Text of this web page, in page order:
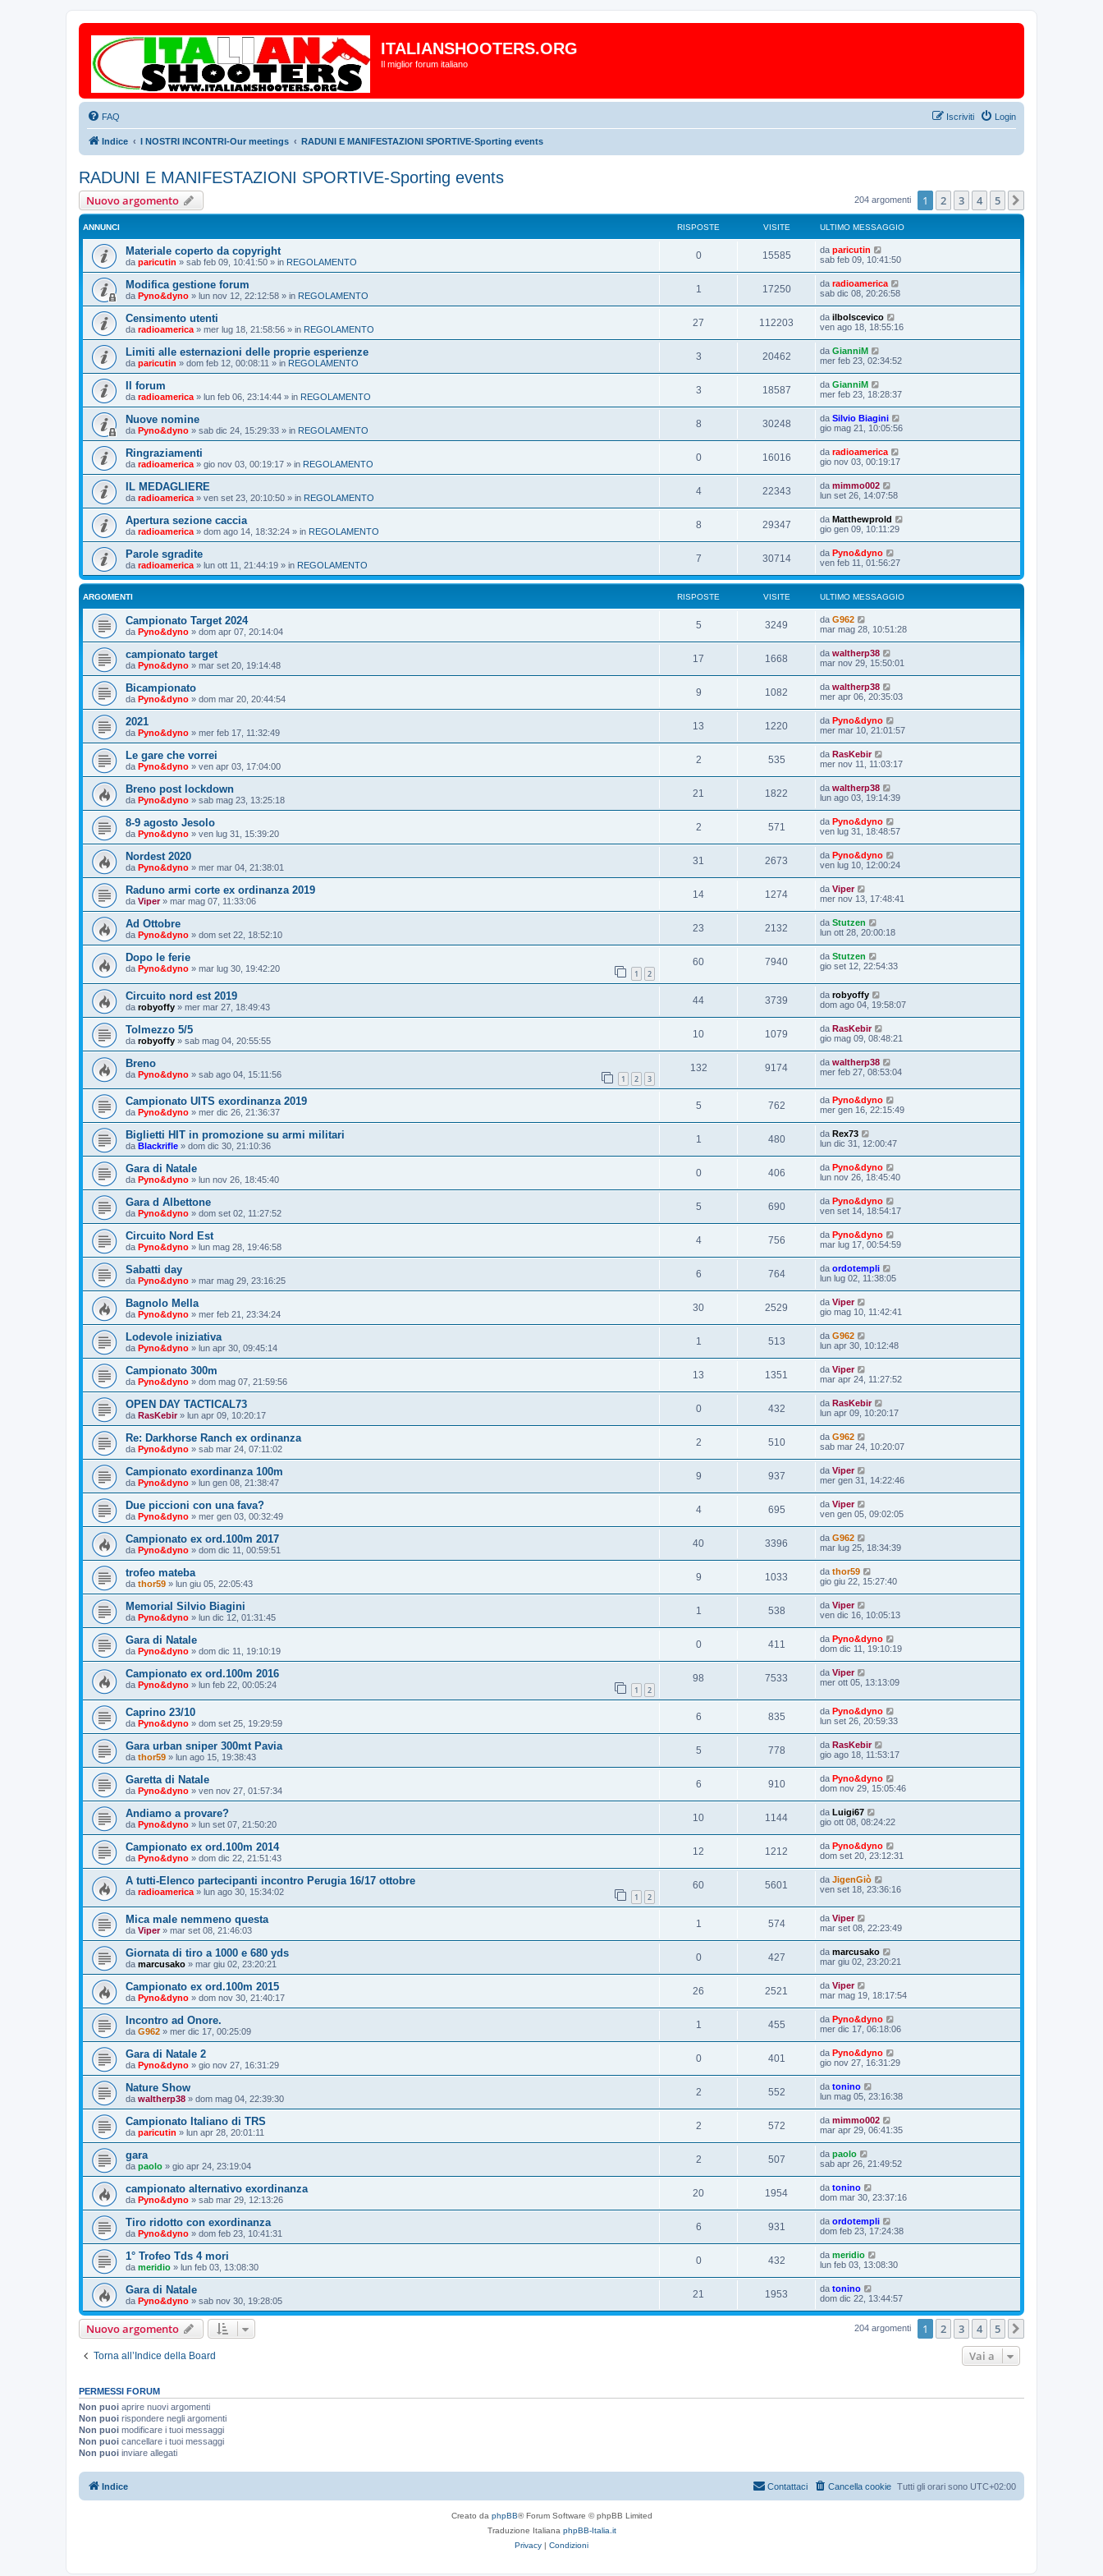
ITALIANSHOOTERS.ORG
Il miglior forum italiano
FAQ Login
Iscriviti
Indice I NOSTRI INCONTRI-Our meetings RADUNI E MANIFESTAZIONI SPORTIVE-Sporting events
RADUNI E MANIFESTAZIONI SPORTIVE-Sporting events
Nuovo argomento 204 argomenti 1 2 3 4 5
ANNUNCI RISPOSTE VISITE ULTIMO MESSAGGIO
Materiale coperto da copyright
da paricutin » sab feb 09, 10:41:50 » in REGOLAMENTO
0 15585 da paricutin
sab feb 09, 10:41:50
Modifica gestione forum
da Pyno&dyno » lun nov 12, 22:12:58 » in REGOLAMENTO
1 17250 da radioamerica
sab dic 08, 20:26:58
Censimento utenti
da radioamerica » mer lug 18, 21:58:56 » in REGOLAMENTO
27 112203 da ilbolscevico
ven ago 18, 18:55:16
Limiti alle esternazioni delle proprie esperienze
da paricutin » dom feb 12, 00:08:11 » in REGOLAMENTO
3 20462 da GianniM
mer feb 23, 02:34:52
Il forum
da radioamerica » lun feb 06, 23:14:44 » in REGOLAMENTO
3 18587 da GianniM
mer feb 23, 18:28:37
Nuove nomine
da Pyno&dyno » sab dic 24, 15:29:33 » in REGOLAMENTO
8 30248 da Silvio Biagini
gio mag 21, 10:05:56
Ringraziamenti
da radioamerica » gio nov 03, 00:19:17 » in REGOLAMENTO
0 16016 da radioamerica
gio nov 03, 00:19:17
IL MEDAGLIERE
da radioamerica » ven set 23, 20:10:50 » in REGOLAMENTO
4 22343 da mimmo002
lun set 26, 14:07:58
Apertura sezione caccia
da radioamerica » dom ago 14, 18:32:24 » in REGOLAMENTO
8 29347 da Matthewprold
gio gen 09, 10:11:29
Parole sgradite
da radioamerica » lun ott 11, 21:44:19 » in REGOLAMENTO
7 30714 da Pyno&dyno
ven feb 11, 01:56:27
ARGOMENTI RISPOSTE VISITE ULTIMO MESSAGGIO
Campionato Target 2024
da Pyno&dyno » dom apr 07, 20:14:04
5 3249 da G962
mar mag 28, 10:51:28
campionato target
da Pyno&dyno » mar set 20, 19:14:48
17 1668 da waltherp38
mar nov 29, 15:50:01
Bicampionato
da Pyno&dyno » dom mar 20, 20:44:54
9 1082 da waltherp38
mer apr 06, 20:35:03
2021
da Pyno&dyno » mer feb 17, 11:32:49
13 1220 da Pyno&dyno
mer mar 10, 21:01:57
Le gare che vorrei
da Pyno&dyno » ven apr 03, 17:04:00
2 535 da RasKebir
mer nov 11, 11:03:17
Breno post lockdown
da Pyno&dyno » sab mag 23, 13:25:18
21 1822 da waltherp38
lun ago 03, 19:14:39
8-9 agosto Jesolo
da Pyno&dyno » ven lug 31, 15:39:20
2 571 da Pyno&dyno
ven lug 31, 18:48:57
Nordest 2020
da Pyno&dyno » mer mar 04, 21:38:01
31 2673 da Pyno&dyno
ven lug 10, 12:00:24
Raduno armi corte ex ordinanza 2019
da Viper» mar mag 07, 11:33:06
14 1274 da Viper
mer nov 13, 17:48:41
Ad Ottobre
da Pyno&dyno » dom set 22, 18:52:10
23 2132 da Stutzen
lun ott 28, 20:00:18
Dopo le ferie
da Pyno&dyno » mar lug 30, 19:42:20 1 2
60 7940 da Stutzen
gio set 12, 22:54:33
Circuito nord est 2019
da robyoffy » mer mar 27, 18:49:43
44 3739 da robyoffy
dom ago 04, 19:58:07
Tolmezzo 5/5
da robyoffy » sab mag 04, 20:55:55
10 1079 da RasKebir
gio mag 09, 08:48:21
Breno
da Pyno&dyno » sab ago 04, 15:11:56 1 2 3
132 9174 da waltherp38
mer feb 27, 08:53:04
Campionato UITS exordinanza 2019
da Pyno&dyno » mer dic 26, 21:36:37
5 762 da Pyno&dyno
mer gen 16, 22:15:49
Biglietti HIT in promozione su armi militari
da Blackrifle » dom dic 30, 21:10:36
1 480 da Rex73
lun dic 31, 12:00:47
Gara di Natale
da Pyno&dyno » lun nov 26, 18:45:40
0 406 da Pyno&dyno
lun nov 26, 18:45:40
Gara d Albettone
da Pyno&dyno » dom set 02, 11:27:52
5 690 da Pyno&dyno
ven set 14, 18:54:17
Circuito Nord Est
da Pyno&dyno » lun mag 28, 19:46:58
4 756 da Pyno&dyno
mar lug 17, 00:54:59
Sabatti day
da Pyno&dyno » mar mag 29, 23:16:25
6 764 da ordotempli
lun lug 02, 11:38:05
Bagnolo Mella
da Pyno&dyno » mer feb 21, 23:34:24
30 2529 da Viper
gio mag 10, 11:42:41
Lodevole iniziativa
da Pyno&dyno » lun apr 30, 09:45:14
1 513 da G962
lun apr 30, 10:12:48
Campionato 300m
da Pyno&dyno » dom mag 07, 21:59:56
13 1351 da Viper
mar apr 24, 11:27:52
OPEN DAY TACTICAL73
da RasKebir» lun apr 09, 10:20:17
0 432 da RasKebir
lun apr 09, 10:20:17
Re: Darkhorse Ranch ex ordinanza
da Pyno&dyno » sab mar 24, 07:11:02
2 510 da G962
sab mar 24, 10:20:07
Campionato exordinanza 100m
da Pyno&dyno » lun gen 08, 21:38:47
9 937 da Viper
mer gen 31, 14:22:46
Due piccioni con una fava?
da Pyno&dyno » mer gen 03, 00:32:49
4 695 da Viper
ven gen 05, 09:02:05
Campionato ex ord.100m 2017
da Pyno&dyno » dom dic 11, 00:59:51
40 3396 da G962
mar lug 25, 18:34:39
trofeo mateba
da thor59 » lun giu 05, 22:05:43
9 1033 da thor59
gio giu 22, 15:27:40
Memorial Silvio Biagini
da Pyno&dyno » lun dic 12, 01:31:45
1 538 da Viper
ven dic 16, 10:05:13
Gara di Natale
da Pyno&dyno » dom dic 11, 19:10:19
0 411 da Pyno&dyno
dom dic 11, 19:10:19
Campionato ex ord.100m 2016
da Pyno&dyno » lun feb 22, 00:05:24 1 2
98 7533 da Viper
mer ott 05, 13:13:09
Caprino 23/10
da Pyno&dyno » dom set 25, 19:29:59
6 835 da Pyno&dyno
lun set 26, 20:59:33
Gara urban sniper 300mt Pavia
da thor59 » lun ago 15, 19:38:43
5 778 da RasKebir
gio ago 18, 11:53:17
Garetta di Natale
da Pyno&dyno » ven nov 27, 01:57:34
6 910 da Pyno&dyno
dom nov 29, 15:05:46
Andiamo a provare?
da Pyno&dyno » lun set 07, 21:50:20
10 1144 da Luigi67
gio ott 08, 08:24:22
Campionato ex ord.100m 2014
da Pyno&dyno » dom dic 22, 21:51:43
12 1212 da Pyno&dyno
dom set 20, 23:12:31
A tutti-Elenco partecipanti incontro Perugia 16/17 ottobre
da radioamerica » lun ago 30, 15:34:02 1 2
60 5601 da JigenGiò
ven set 18, 23:36:16
Mica male nemmeno questa
da Viper» mar set 08, 21:46:03
1 574 da Viper
mar set 08, 22:23:49
Giornata di tiro a 1000 e 680 yds
da marcusako » mar giu 02, 23:20:21
0 427 da marcusako
mar giu 02, 23:20:21
Campionato ex ord.100m 2015
da Pyno&dyno » dom nov 30, 21:40:17
26 2521 da Viper
mar mag 19, 18:17:54
Incontro ad Onore.
da G962 » mer dic 17, 00:25:09
1 455 da Pyno&dyno
mer dic 17, 06:18:06
Gara di Natale 2
da Pyno&dyno » gio nov 27, 16:31:29
0 401 da Pyno&dyno
gio nov 27, 16:31:29
Nature Show
da waltherp38 » dom mag 04, 22:39:30
2 552 da tonino
lun mag 05, 23:16:38
Campionato Italiano di TRS
da paricutin » lun apr 28, 20:01:11
2 572 da mimmo002
mar apr 29, 06:41:35
gara
da paolo » gio apr 24, 23:19:04
2 507 da paolo
sab apr 26, 21:49:52
campionato alternativo exordinanza
da Pyno&dyno » sab mar 29, 12:13:26
20 1954 da tonino
dom mar 30, 23:37:16
Tiro ridotto con exordinanza
da Pyno&dyno » dom feb 23, 10:41:31
6 931 da ordotempli
dom feb 23, 17:24:38
1° Trofeo Tds 4 mori
da meridio » lun feb 03, 13:08:30
0 432 da meridio
lun feb 03, 13:08:30
Gara di Natale
da Pyno&dyno » sab nov 30, 19:28:05
21 1953 da tonino
dom dic 22, 13:44:57
Nuovo argomento 204 argomenti 1 2 3 4 5
Torna all’Indice della Board Vai a
PERMESSI FORUM
Non puoi aprire nuovi argomenti
Non puoi rispondere negli argomenti
Non puoi modificare i tuoi messaggi
Non puoi cancellare i tuoi messaggi
Non puoi inviare allegati
Indice Tutti gli orari sono UTC+02:00
Cancella cookie
Contattaci
Creato da phpBB® Forum Software © phpBB Limited
Traduzione Italiana phpBB-Italia.it
Privacy | Condizioni